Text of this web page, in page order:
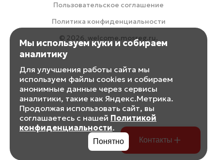
Контакты
Пользовательское соглашение
Политика конфиденциальности
© 2026, welcome.mosreg.ru.
Мы используем куки и собираем
аналитику
Для улучшения работы сайта мы
используем файлы cookies и собираем
анонимные данные через сервисы
аналитики, такие как Яндекс.Метрика.
Продолжая использовать сайт, вы
соглашаетесь с нашей Политикой
конфиденциальности.
Понятно